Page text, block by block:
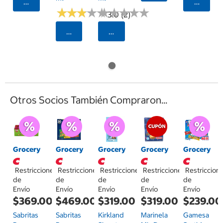
★★★★★
★★★★★3.0 (2)
Seleccionar Código Postal
★★★★★
★★★★★
Seleccionar Código Postal
Otros Socios También Compraron...
Grocery
Restricciones
de
Envío
$369.00
Sabritas
Grocery
Restricciones
de
Envío
$469.00
Sabritas
Grocery
Restricciones
de
Envío
$319.00
Kirkland
Grocery
Restricciones
de
Envío
$319.00
Marinela
Grocery
de
Envío
$239.00
Gamesa